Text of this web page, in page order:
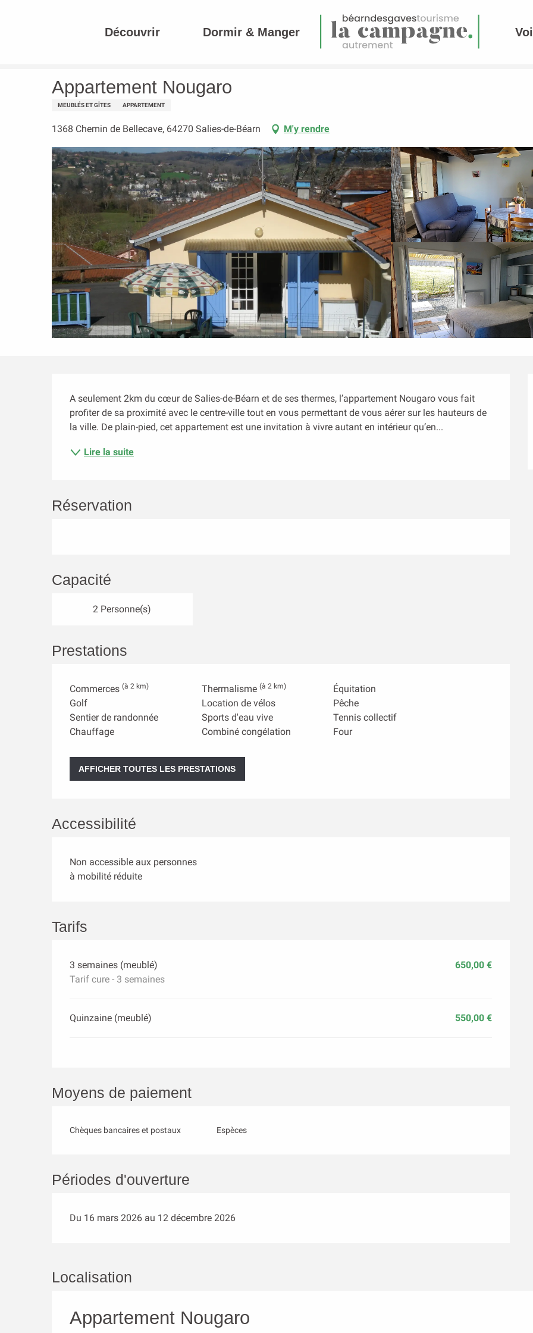
Découvrir Dormir & Manger
Appartement Nougaro
MEUBLÉS ET GÎTES APPARTEMENT
1368 Chemin de Bellecave, 64270 Salies-de-Béarn M'y rendre
A seulement 2km du cœur de Salies-de-Béarn et de ses thermes, l’appartement Nougaro vous fait
profiter de sa proximité avec le centre-ville tout en vous permettant de vous aérer sur les hauteurs de
la ville. De plain-pied, cet appartement est une invitation à vivre autant en intérieur qu’en...
Lire la suite
Réservation
Capacité
2 Personne(s)
Prestations
Commerces(à 2 km) Thermalisme (à 2 km)
Équitation
Golf
Location de vélos
Pêche
Sentier de randonnée
Sports d'eau vive
Tennis collectif
Chauffage
Combiné congélation Four
AFFICHER TOUTES LES PRESTATIONS
Accessibilité
Non accessible aux personnes
à mobilité réduite
Tarifs
3 semaines (meublé)
Tarif cure - 3 semaines
650,00 €
Quinzaine (meublé) 550,00 €
Moyens de paiement
Chèques bancaires et postaux Espèces
Périodes d'ouverture
Du 16 mars 2026 au 12 décembre 2026
Localisation
Appartement Nougaro